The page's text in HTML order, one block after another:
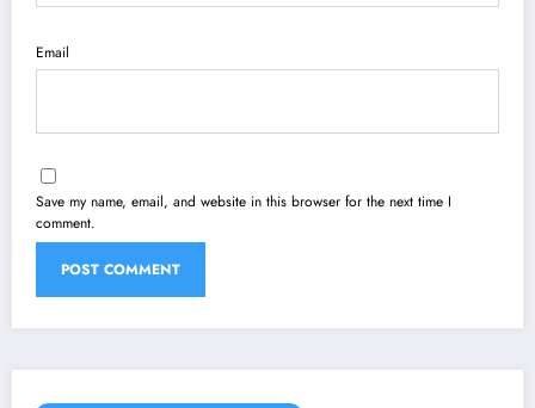
Email
Save my name, email, and website in this browser for the next time I
comment.